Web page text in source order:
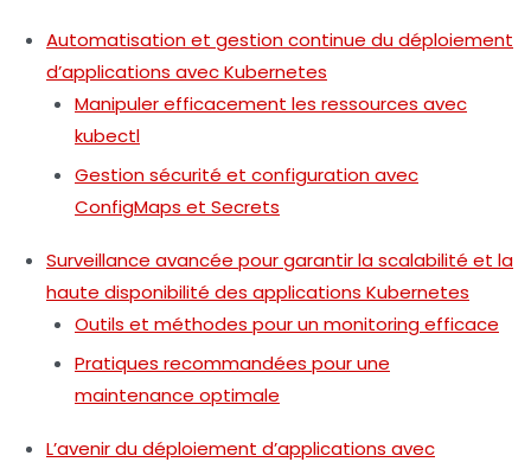
Automatisation et gestion continue du déploiement
d’applications avec Kubernetes
Manipuler efficacement les ressources avec
kubectl
Gestion sécurité et configuration avec
ConfigMaps et Secrets
Surveillance avancée pour garantir la scalabilité et la
haute disponibilité des applications Kubernetes
Outils et méthodes pour un monitoring efficace
Pratiques recommandées pour une
maintenance optimale
L’avenir du déploiement d’applications avec